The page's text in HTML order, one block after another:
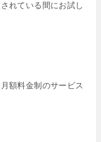
れている間にお試し
額料金制のサービス